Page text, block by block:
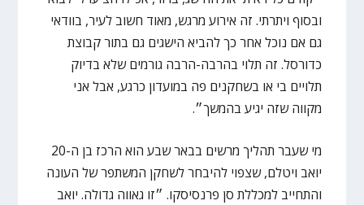
ובסוף ויתרתי. זה אירוע מרגש, מאוד חשוב לעיר, בוודאי
גם אם נוכל אחר כך להביא הישגים גם בתור קבוצת
כדורסל. זה תלוי בהרבה-הרבה גורמים שלא בדיוק
תלויים בי או בשחקנים פה במועדון כרגע, אבל אני
מקווה שזה יגיע בהמשך״.
מי שעבר תהליך מרשים בבאר שבע הוא הרכז בן ה-20
יואב ויטלם, שצפוי להיבחר לשחקן המשתפר של העונה
והתחייב למכללת סן פרנסיסקו. ״זו גאווה גדולה. יואב